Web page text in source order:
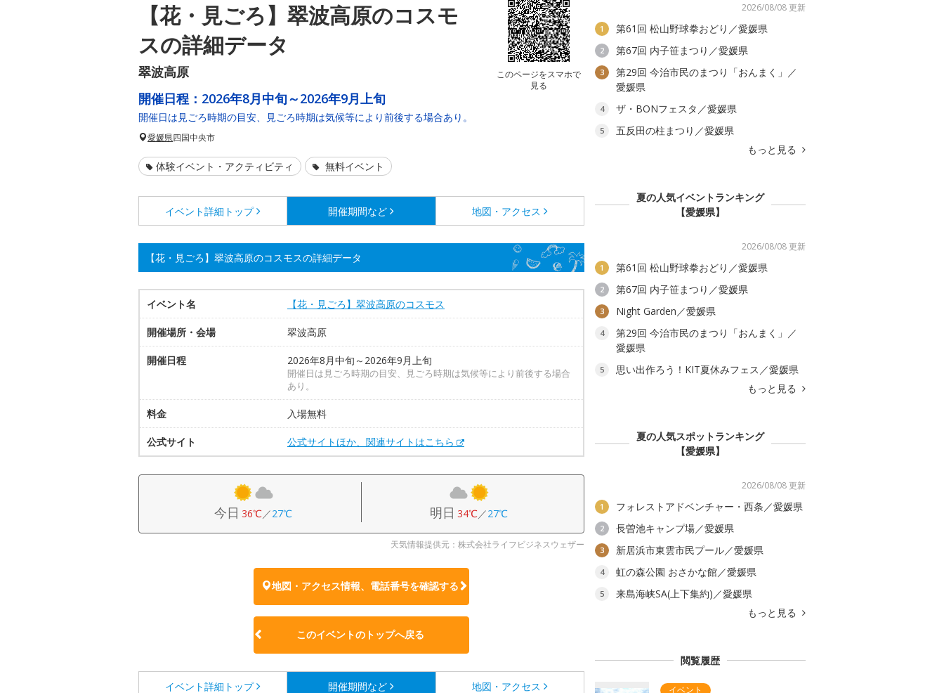
【花・見ごろ】翠波高原のコスモ
スの詳細データ
翠波高原
このページをスマホで
見る
開催日程： 2026年8月中旬～2026年9月上旬
開催日は見ごろ時期の目安、見ごろ時期は気候等により前後する場合あり。
愛媛県四国中央市
体験イベント・アクティビティ 無料イベント
イベント詳細 トップ 開催期間など 地図・アクセス
【花・見ごろ】翠波高原のコスモスの詳細データ
イベント名 【花・見ごろ】翠波高原のコスモス
開催場所・会場 翠波高原
開催日程 2026年8月中旬～2026年9月上旬
開催日は見ごろ時期の目安、見ごろ時期は気候等により前後する場合
あり。
料金 入場無料
公式サイト 公式サイトほか、関連サイトはこちら
今日 36℃／27℃ 明日 34℃／27℃
天気情報提供元：株式会社ライフビジネスウェザー
地図・アクセス情報、電話番号を確認する
このイベントのトップへ戻る
イベント詳細 トップ 開催期間など 地図・アクセス
2026/08/08 更新
1 第61回 松山野球拳おどり／愛媛県
2 第67回 内子笹まつり／愛媛県
3
第29回 今治市民のまつり「おんまく」／
愛媛県
4 ザ・BONフェスタ／愛媛県
5
五反田の柱まつり／愛媛県
もっと見る
夏の人気イベントランキング
【愛媛県】
2026/08/08 更新
1 第61回 松山野球拳おどり／愛媛県
2 第67回 内子笹まつり／愛媛県
3 Night Garden／愛媛県
4
第29回 今治市民のまつり「おんまく」／
愛媛県
5
思い出作ろう！KIT夏休みフェス／愛媛県
もっと見る
夏の人気スポットランキング
【愛媛県】
2026/08/08 更新
1 フォレストアドベンチャー・西条／愛媛県
2 長曽池キャンプ場／愛媛県
3 新居浜市東雲市民プール／愛媛県
4 虹の森公園 おさかな館／愛媛県
5
来島海峡SA(上下集約)／愛媛県
もっと見る
閲覧履歴